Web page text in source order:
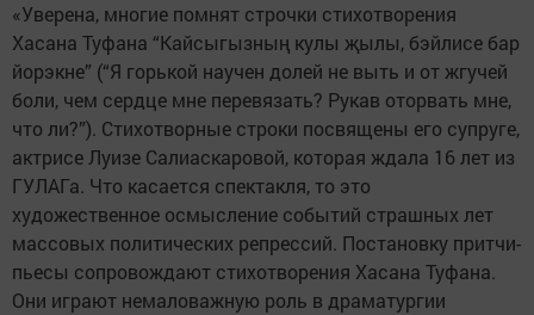
«Уверена, многие помнят строчки стихотворения
Хасана Туфана “Кайсыгызның кулы җылы, бэйлисе бар
йорэкне” (“Я горькой научен долей не выть и от жгучей
боли, чем сердце мне перевязать? Рукав оторвать мне,
что ли?”). Стихотворные строки посвящены его супруге,
актрисе Луизе Салиаскаровой, которая ждала 16 лет из
ГУЛАГа. Что касается спектакля, то это
художественное осмысление событий страшных лет
массовых политических репрессий. Постановку притчи-
пьесы сопровождают стихотворения Хасана Туфана.
Они играют немаловажную роль в драматургии